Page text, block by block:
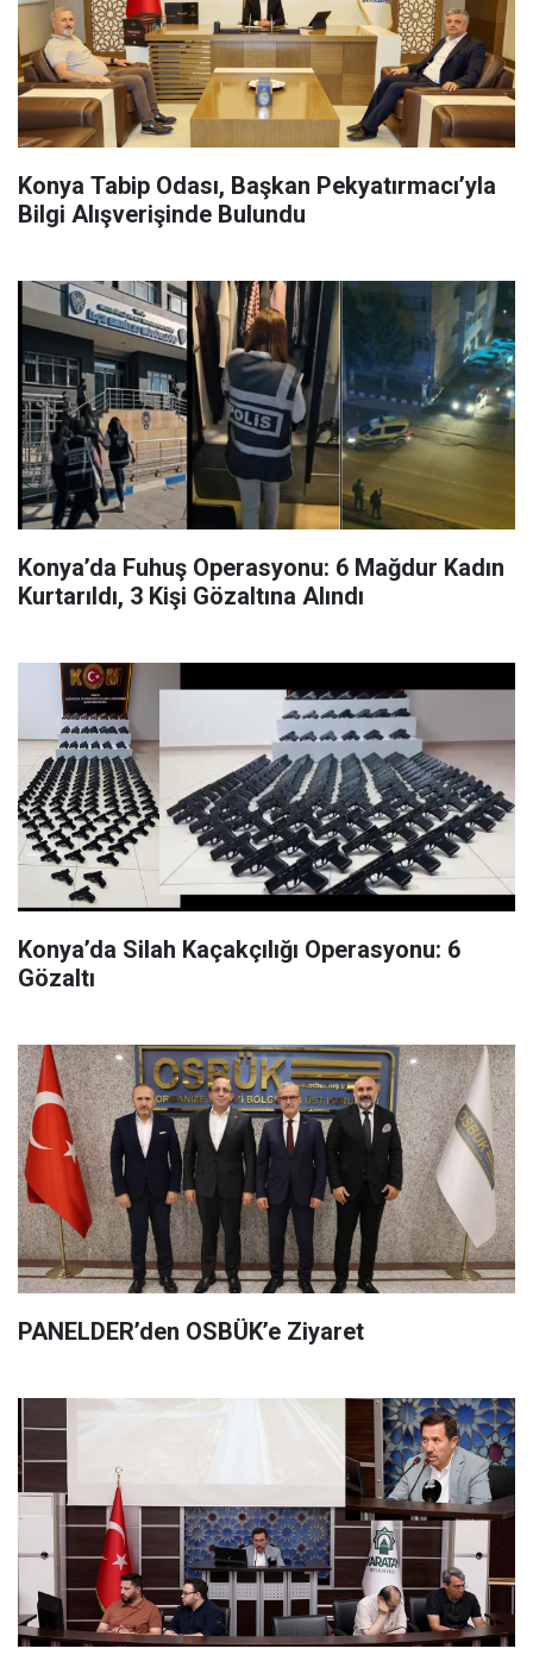
Konya Tabip Odası, Başkan Pekyatırmacı’yla
Bilgi Alışverişinde Bulundu
Konya’da Fuhuş Operasyonu: 6 Mağdur Kadın
Kurtarıldı, 3 Kişi Gözaltına Alındı
Konya’da Silah Kaçakçılığı Operasyonu: 6
Gözaltı
PANELDER’den OSBÜK’e Ziyaret